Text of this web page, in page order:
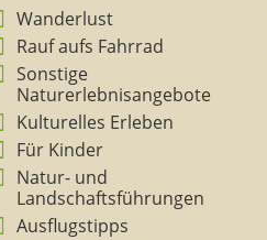
Wanderlust
Rauf aufs Fahrrad
Sonstige
Naturerlebnisangebote
Kulturelles Erleben
Für Kinder
Natur- und
Landschaftsführungen
Ausflugstipps